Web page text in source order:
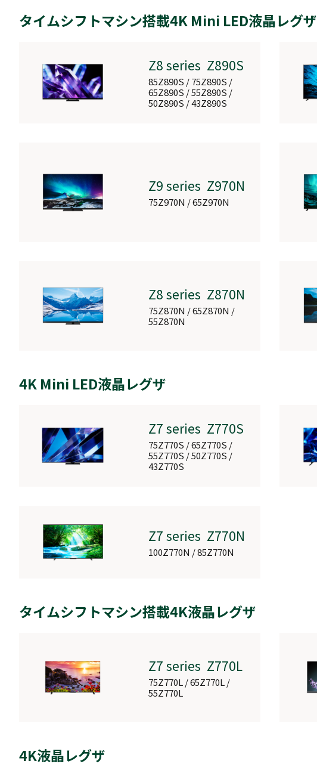
タイムシフトマシン搭載4K Mini LED液晶レグザ
Z8 series Z890S
85Z890S / 75Z890S /
65Z890S / 55Z890S /
50Z890S / 43Z890S
Z9 series Z970N
75Z970N / 65Z970N
Z8 series Z870N
75Z870N / 65Z870N /
55Z870N
4K Mini LED液晶レグザ
Z7 series Z770S
75Z770S / 65Z770S /
55Z770S / 50Z770S /
43Z770S
Z7 series Z770N
100Z770N / 85Z770N
タイムシフトマシン搭載4K液晶レグザ
Z7 series Z770L
75Z770L / 65Z770L /
55Z770L
4K液晶レグザ
4KZ600/400/200
DBR-4KZ600 / DBR-
レグザタイムシフトマシン
T2010/T1010
DBR-T2010 / DBR-
T1010
D-M210
DBR-
UT309/209/109